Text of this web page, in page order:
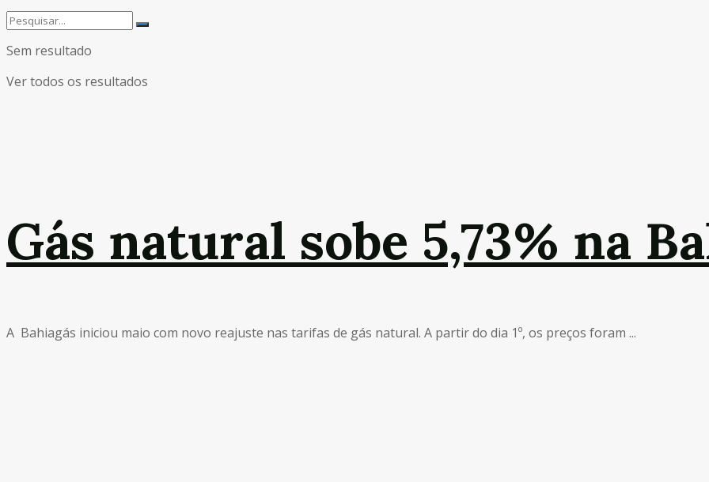
Sem resultado
Ver todos os resultados
Gás natural sobe 5,73% na
A Bahiagás iniciou maio com novo reajuste nas tarifas de gás natural. A partir do dia 1º, os preços foram ...